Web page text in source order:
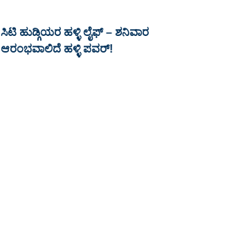
ಸಿಟಿ ಹುಡ್ಗಿಯರ ಹಳ್ಳಿ ಲೈಫ್‌ – ಶನಿವಾರ
ಆರಂಭವಾಲಿದೆ ಹಳ್ಳಿ ಪವರ್‌!